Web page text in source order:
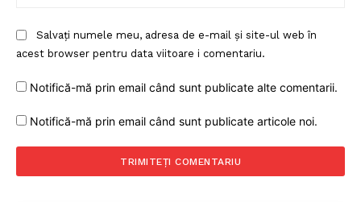
Salvați numele meu, adresa de e-mail și site-ul web în
acest browser pentru data viitoare i comentariu.
Notifică-mă prin email când sunt publicate alte comentarii.
Notifică-mă prin email când sunt publicate articole noi.